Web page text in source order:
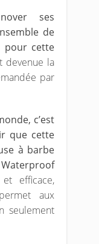
ses
de
pour cette
devenue la
par
c’est
que cette
à barbe
et efficace,
aux
seulement